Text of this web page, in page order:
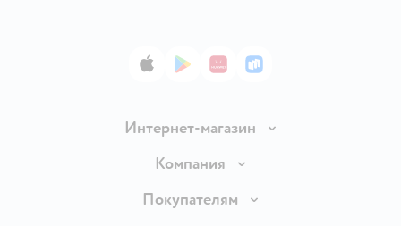
App StoreGoogle Play
AppGallery
RuStore
Интернет-магазин
Доставка и оплата
Правила продажи
Компания
Вакансии
Покупателям